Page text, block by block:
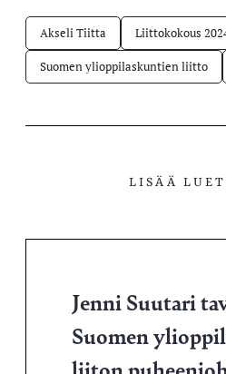
Akseli Tiitta Liittokokous
Suomen ylioppilaskuntien liitto
LISÄÄ
Jenni Suutari
Suomen